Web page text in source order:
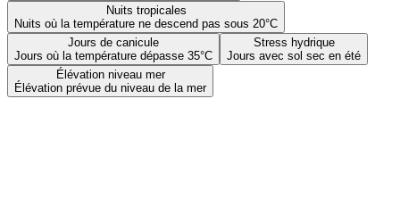
Nuits tropicales
Nuits où la température ne descend pas sous 20°C
Jours de canicule
Jours où la température dépasse 35°C
Stress hydrique
Jours avec sol sec en été
Élévation niveau mer
Élévation prévue du niveau de la mer